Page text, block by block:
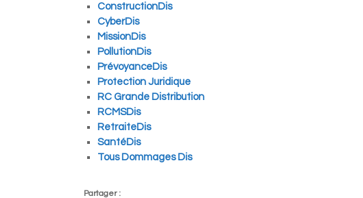
ConstructionDis
CyberDis
MissionDis
PollutionDis
PrévoyanceDis
Protection Juridique
RC Grande Distribution
RCMSDis
RetraiteDis
SantéDis
Tous Dommages Dis
Partager :